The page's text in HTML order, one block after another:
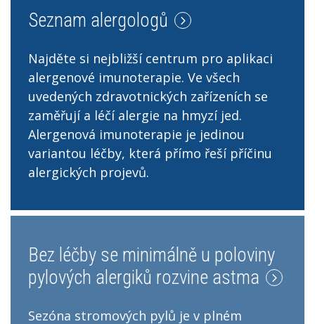
Seznam alergologů
Najděte si nejbližší centrum pro aplikaci
alergenové imunoterapie. Ve všech
uvedených zdravotnických zařízeních se
zaměřují a léčí alergie na hmyzí jed.
Alergenová imunoterapie je jedinou
variantou léčby, která přímo řeší příčinu
alergických projevů.
Bez léčby se minimálně u poloviny
pylových alergiků rozvine astma
Sezóna stromových pylů je v plném